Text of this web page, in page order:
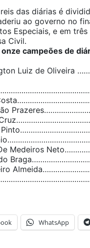
das diárias é
ao governo no
Especiais, e em
Civil.
campeões de
Luiz de Oliveira
Medeiros
WhatsApp